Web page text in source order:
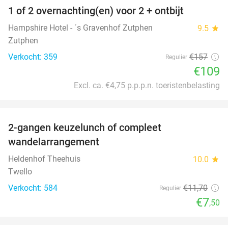
1 of 2 overnachting(en) voor 2 + ontbijt
Hampshire Hotel - ´s Gravenhof Zutphen 9.5 star
Zutphen
Verkocht: 359
Regulier €157
€109
Excl. ca. €4,75 p.p.p.n. toeristenbelasting
2-gangen keuzelunch of compleet
wandelarrangement
Heldenhof Theehuis 10.0 star
Twello
Verkocht: 584
Regulier €11,70
€7,50